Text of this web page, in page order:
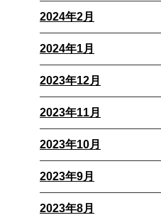
2024年2月
2024年1月
2023年12月
2023年11月
2023年10月
2023年9月
2023年8月